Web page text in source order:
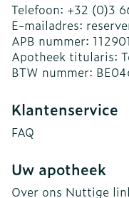
Telefoon: +32 (0)3
E-mailadres:
APB nummer: 112901
Apotheek titularis:
BTW nummer:
Klantenservice
FAQ
Uw apotheek
Over ons Nuttige